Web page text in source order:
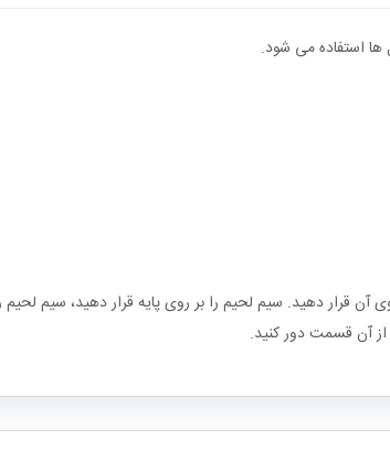
ها استفاده می شود.
آن قرار دهید. سیم لحیم را بر روی پایه قرار دهید، سیم
آن قسمت دور کنید.